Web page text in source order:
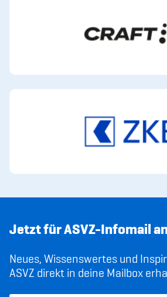
Jetzt für ASVZ-Infomail
Neues, Wissenswertes und
ASVZ direkt in deine Mailbox